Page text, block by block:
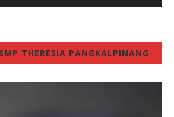
THERESIA PANGKALPINANG